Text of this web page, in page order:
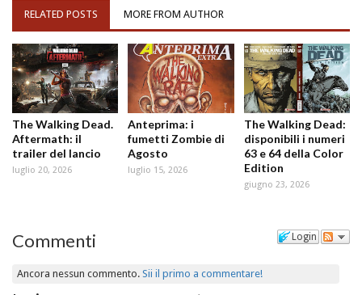
RELATED POSTS MORE FROM AUTHOR
The Walking Dead.
Aftermath: il
trailer del lancio
luglio 20, 2026
Anteprima: i
fumetti Zombie di
Agosto
luglio 15, 2026
The Walking Dead:
disponibili i numeri
63 e 64 della Color
Edition
giugno 23, 2026
Login
Commenti
Ancora nessun commento.Sii il primo a commentare!